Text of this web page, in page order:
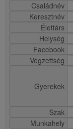
Családnév
Keresztnév
Élettárs
Helység
Facebook
Végzettség
Gyerekek
Szak
Munkahely